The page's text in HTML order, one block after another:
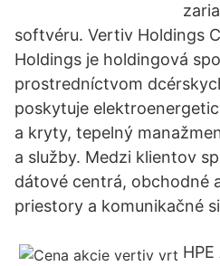
softvéru. Vertiv Holdings
Holdings je holdingová
prostredníctvom
poskytuje
a kryty, tepelný
a služby. Medzi klientov
dátové centrá, obchodné
priestory a komunikačné